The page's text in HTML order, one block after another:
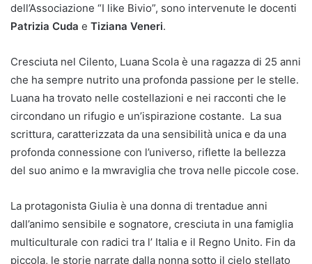
dell’Associazione “I like Bivio”, sono intervenute le docenti
Patrizia Cuda e Tiziana Veneri.
Cresciuta nel Cilento, Luana Scola è una ragazza di 25 anni
che ha sempre nutrito una profonda passione per le stelle.
Luana ha trovato nelle costellazioni e nei racconti che le
circondano un rifugio e un’ispirazione costante. La sua
scrittura, caratterizzata da una sensibilità unica e da una
profonda connessione con l’universo, riflette la bellezza
del suo animo e la mwraviglia che trova nelle piccole cose.
La protagonista Giulia è una donna di trentadue anni
dall’animo sensibile e sognatore, cresciuta in una famiglia
multiculturale con radici tra l’ Italia e il Regno Unito. Fin da
piccola, le storie narrate dalla nonna sotto il cielo stellato